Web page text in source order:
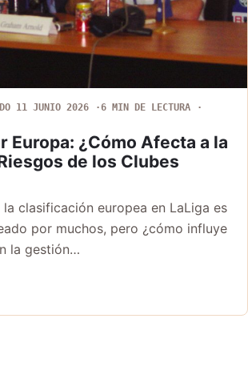
11 JUNIO 2026
6 MIN DE LECTURA
Europa: ¿Cómo Afecta a la
de los Clubes
la clasificación europea en LaLiga es
por muchos, pero ¿cómo influye
la gestión…